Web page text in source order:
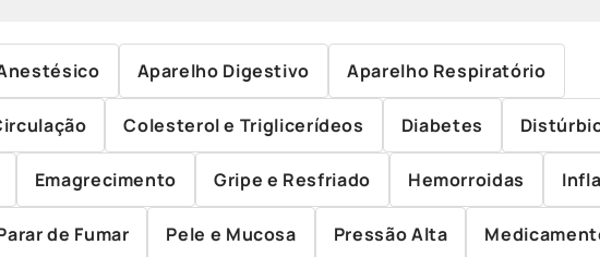
Aparelho Digestivo Aparelho Respiratório
Colesterol e Triglicerídeos Diabetes
Emagrecimento Gripe e Resfriado Hemorroidas
de Fumar Pele e Mucosa Pressão Alta